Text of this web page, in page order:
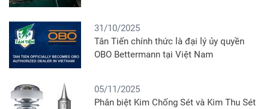
31/10/2025
Tân Tiến chính thức là đại lý ủy quyền
OBO Bettermann tại Việt Nam
05/11/2025
Phân biệt Kim Chống Sét và Kim Thu Sét